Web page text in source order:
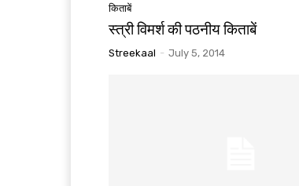
किताबें
स्त्री विमर्श की पठनीय किताबें
Streekaal - July 5, 2014